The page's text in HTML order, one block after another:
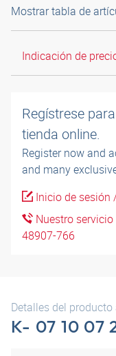
Mostrar tabla de
Indicación de
Regístrese
tienda online.
Register now and
and many
Inicio de sesión
Nuestro
48907-766
Detalles del producto
K- 07 10 07